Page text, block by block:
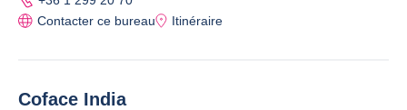
Contacter ce bureau
Itinéraire
Coface India